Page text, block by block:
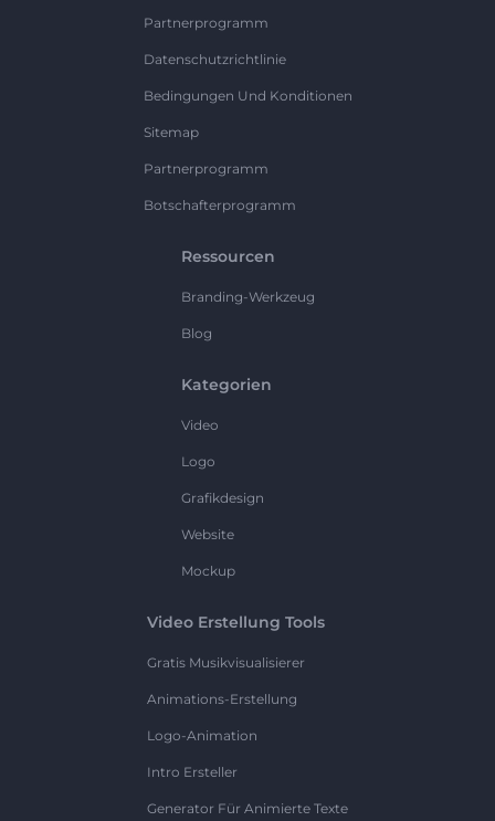
Partnerprogramm
Datenschutzrichtlinie
Bedingungen Und Konditionen
Sitemap
Partnerprogramm
Botschafterprogramm
Ressourcen
Branding-Werkzeug
Blog
Kategorien
Video
Logo
Grafikdesign
Website
Mockup
Video Erstellung Tools
Gratis Musikvisualisierer
Animations-Erstellung
Logo-Animation
Intro Ersteller
Generator Für Animierte Texte